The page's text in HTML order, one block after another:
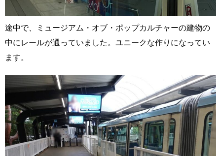
途中で、ミュージアム・オブ・ポップカルチャーの建物の
中にレールが通っていました。ユニークな作りになってい
ます。